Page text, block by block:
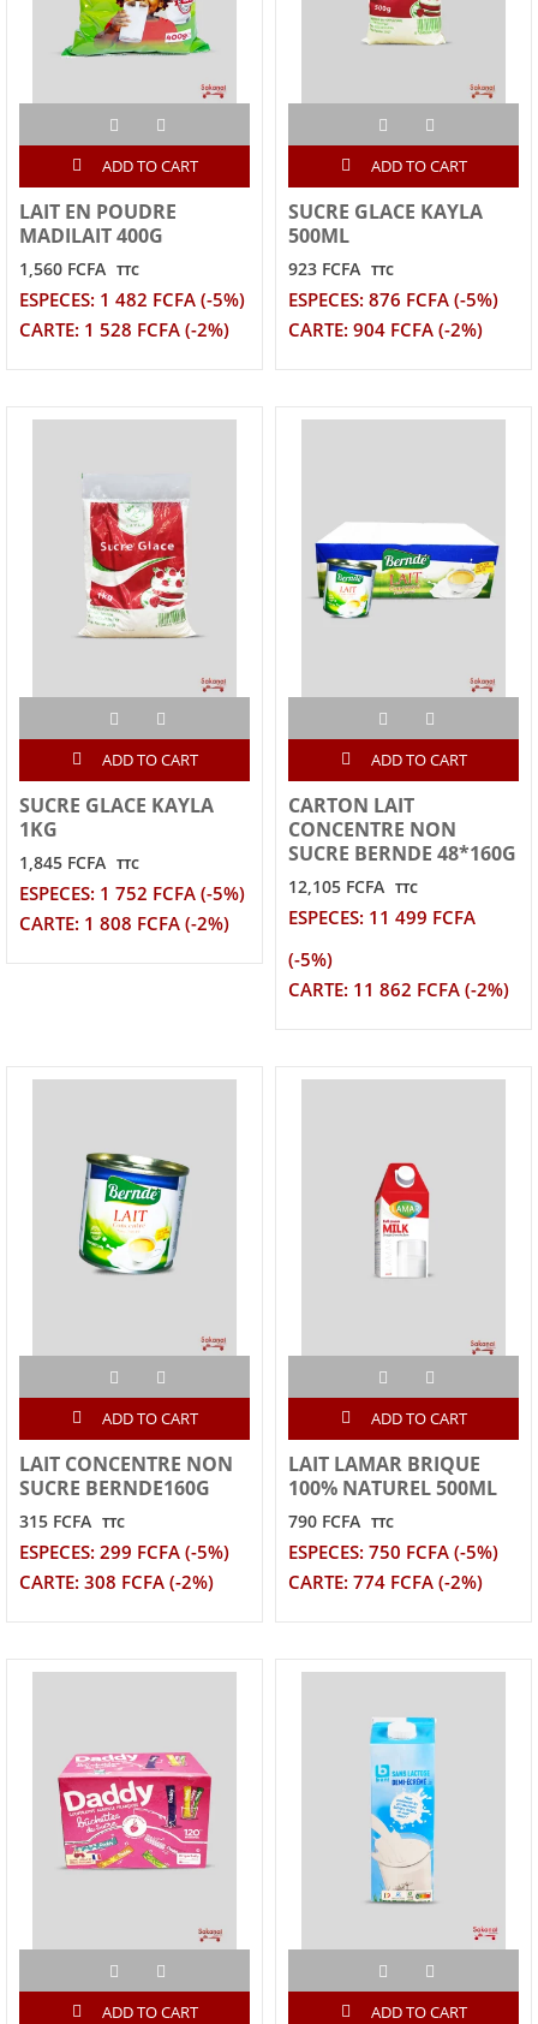
ADD TO CART
LAIT EN POUDRE
MADILAIT 400G
1,560 FCFA TTC
ESPECES: 1 482 FCFA (-5%)
CARTE: 1 528 FCFA (-2%)
ADD TO CART
SUCRE GLACE KAYLA
500ML
923 FCFA TTC
ESPECES: 876 FCFA (-5%)
CARTE: 904 FCFA (-2%)
ADD TO CART
SUCRE GLACE KAYLA
1KG
1,845 FCFA TTC
ESPECES: 1 752 FCFA (-5%)
CARTE: 1 808 FCFA (-2%)
ADD TO CART
CARTON LAIT
CONCENTRE NON
SUCRE BERNDE 48*160G
12,105 FCFA TTC
ESPECES: 11 499 FCFA
(-5%)
CARTE: 11 862 FCFA (-2%)
ADD TO CART
LAIT CONCENTRE NON
SUCRE BERNDE160G
315 FCFA TTC
ESPECES: 299 FCFA (-5%)
CARTE: 308 FCFA (-2%)
ADD TO CART
LAIT LAMAR BRIQUE
100% NATUREL 500ML
790 FCFA TTC
ESPECES: 750 FCFA (-5%)
CARTE: 774 FCFA (-2%)
ADD TO CART ADD TO CART